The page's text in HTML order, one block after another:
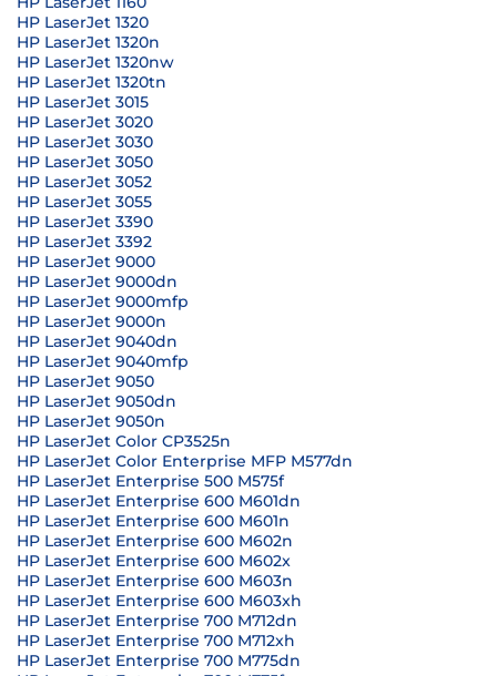
HP LaserJet 1320
HP LaserJet 1320n
HP LaserJet 1320nw
HP LaserJet 1320tn
HP LaserJet 3015
HP LaserJet 3020
HP LaserJet 3030
HP LaserJet 3050
HP LaserJet 3052
HP LaserJet 3055
HP LaserJet 3390
HP LaserJet 3392
HP LaserJet 9000
HP LaserJet 9000dn
HP LaserJet 9000mfp
HP LaserJet 9000n
HP LaserJet 9040dn
HP LaserJet 9040mfp
HP LaserJet 9050
HP LaserJet 9050dn
HP LaserJet 9050n
HP LaserJet Color CP3525n
HP LaserJet Color Enterprise MFP M577dn
HP LaserJet Enterprise 500 M575f
HP LaserJet Enterprise 600 M601dn
HP LaserJet Enterprise 600 M601n
HP LaserJet Enterprise 600 M602n
HP LaserJet Enterprise 600 M602x
HP LaserJet Enterprise 600 M603n
HP LaserJet Enterprise 600 M603xh
HP LaserJet Enterprise 700 M712dn
HP LaserJet Enterprise 700 M712xh
HP LaserJet Enterprise 700 M775dn